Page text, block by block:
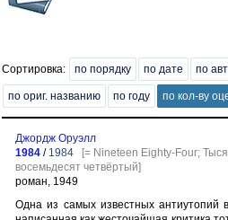
Сортировка: по порядку по дате по
по ориг. названию по году по кол-ву
Джордж Оруэлл
1984 / 1984
[= Nineteen Eighty-Four;
восемьдесят четвёртый]
роман, 1949
Одна из самых известных антиутопий